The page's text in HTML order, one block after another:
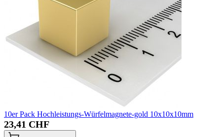
10er Pack Hochleistungs-Würfelmagnete-gold 10x10x10mm
23,41 CHF